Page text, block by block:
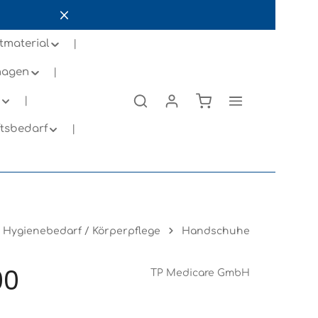
Hygienebedarf / Körperpflege Handschuhe
TP Medicare GmbH